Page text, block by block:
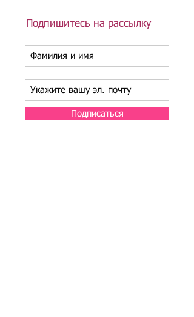
Подпишитесь на рассылку
Подписаться